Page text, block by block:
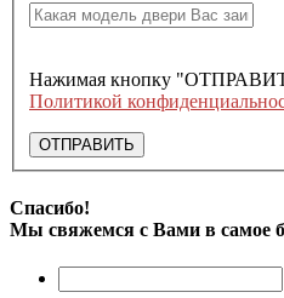
Нажимая кнопку
Политикой
ОТПРАВИТЬ
Спасибо!
Мы свяжемся с Вами в самое